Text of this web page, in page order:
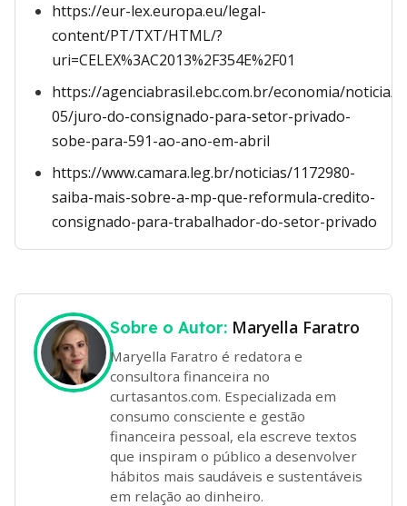
https://eur-lex.europa.eu/legal-
content/PT/TXT/HTML/?
uri=CELEX%3AC2013%2F354E%2F01
https://agenciabrasil.ebc.com.br/economia/noticia/
05/juro-do-consignado-para-setor-privado-
sobe-para-591-ao-ano-em-abril
https://www.camara.leg.br/noticias/1172980-
saiba-mais-sobre-a-mp-que-reformula-credito-
consignado-para-trabalhador-do-setor-privado
Sobre o Autor: Maryella Faratro
Maryella Faratro é redatora e
consultora financeira no
curtasantos.com. Especializada em
consumo consciente e gestão
financeira pessoal, ela escreve textos
que inspiram o público a desenvolver
hábitos mais saudáveis e sustentáveis
em relação ao dinheiro.